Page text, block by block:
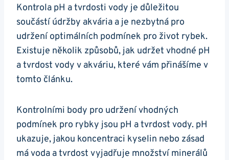
Kontrola pH​ a tvrdosti vody je důležitou
součástí ‍údržby akvária a je nezbytná pro
udržení optimálních podmínek pro ‍život rybek.‍
Existuje několik způsobů, jak udržet vhodné pH
a tvrdost vody v akváriu, které vám přinášíme v⁢
tomto ‌článku.
Kontrolními body pro​ udržení vhodných
podmínek pro rybky jsou pH a ⁢tvrdost vody. pH
ukazuje, jakou koncentraci kyselin nebo zásad
má voda a tvrdost vyjadřuje množství minerálů